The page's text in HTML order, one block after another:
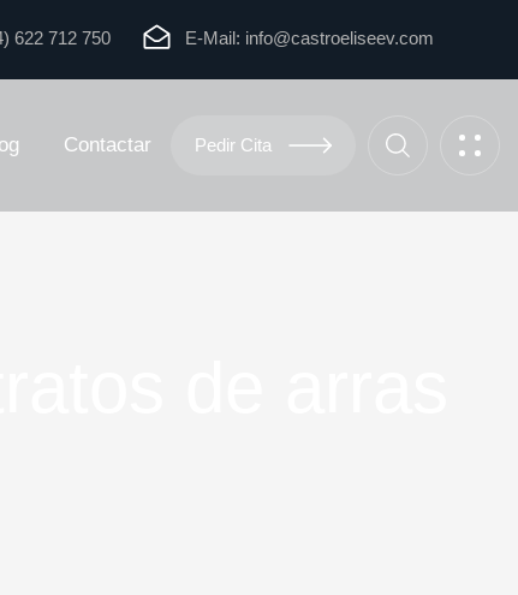
622 712 750 E-Mail: info@castroeliseev.com
Contactar Pedir Cita